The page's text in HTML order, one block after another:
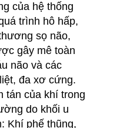
của hệ thống
trình hô hấp,
sọ não,
gây mê toàn
não và các
đa xơ cứng.
tán của khí trong
do khối u
Khí phế thũng,